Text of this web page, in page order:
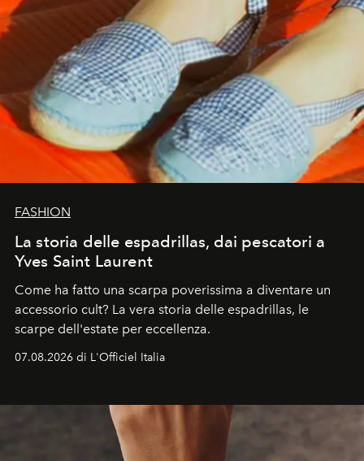
FASHION
La storia delle espadrillas, dai pescatori a
Yves Saint Laurent
Come ha fatto una scarpa poverissima a diventare un
accessorio cult? La vera storia delle espadrillas, le
scarpe dell'estate per eccellenza.
07.08.2026 di L'Officiel Italia